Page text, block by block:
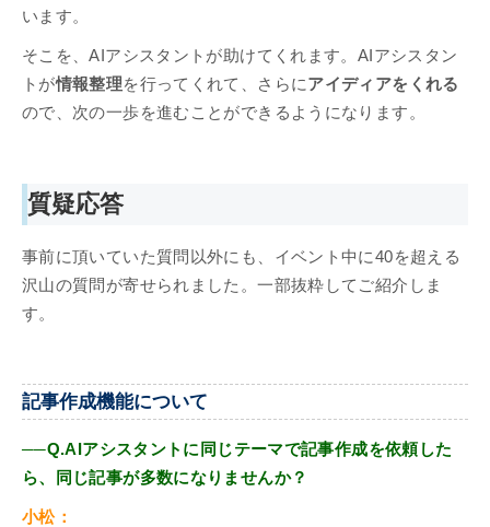
います。
そこを、AIアシスタントが助けてくれます。AIアシスタン
トが情報整理を行ってくれて、さらにアイディアをくれる
ので、次の一歩を進むことができるようになります。
質疑応答
事前に頂いていた質問以外にも、イベント中に40を超える
沢山の質問が寄せられました。一部抜粋してご紹介しま
す。
記事作成機能について
──Q.AIアシスタントに同じテーマで記事作成を依頼した
ら、同じ記事が多数になりませんか？
小松：